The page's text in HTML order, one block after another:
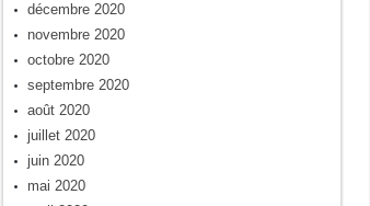
décembre 2020
novembre 2020
octobre 2020
septembre 2020
août 2020
juillet 2020
juin 2020
mai 2020